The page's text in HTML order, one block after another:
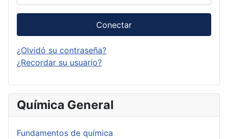
Conectar
¿Olvidó su contraseña?
¿Recordar su usuario?
Química General
Fundamentos de química